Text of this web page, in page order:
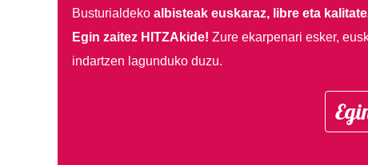
Busturialdeko albisteak euskaraz, libre eta
Egin zaitez HITZAkide! Zure ekarpenari esker,
indartzen lagunduko duzu.